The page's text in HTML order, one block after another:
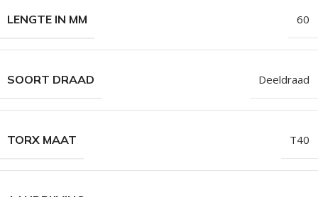
LENGTE IN MM 60
SOORT DRAAD Deeldraad
TORX MAAT T40